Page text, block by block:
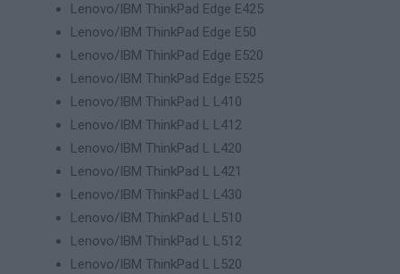
Lenovo/IBM ThinkPad Edge E425
Lenovo/IBM ThinkPad Edge E50
Lenovo/IBM ThinkPad Edge E520
Lenovo/IBM ThinkPad Edge E525
Lenovo/IBM ThinkPad L L410
Lenovo/IBM ThinkPad L L412
Lenovo/IBM ThinkPad L L420
Lenovo/IBM ThinkPad L L421
Lenovo/IBM ThinkPad L L430
Lenovo/IBM ThinkPad L L510
Lenovo/IBM ThinkPad L L512
Lenovo/IBM ThinkPad L L520